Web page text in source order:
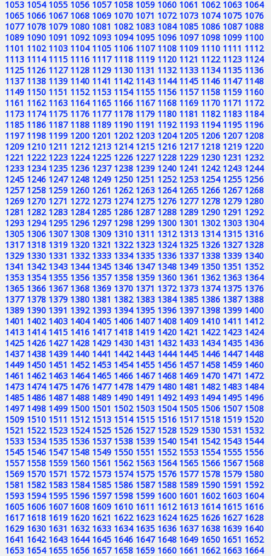
1053 1054 1055 1056 1057 1058 1059 1060 1061 1062 1063 1064
1065 1066 1067 1068 1069 1070 1071 1072 1073 1074 1075 1076
1077 1078 1079 1080 1081 1082 1083 1084 1085 1086 1087 1088
1089 1090 1091 1092 1093 1094 1095 1096 1097 1098 1099 1100
1101 1102 1103 1104 1105 1106 1107 1108 1109 1110 1111 1112
1113 1114 1115 1116 1117 1118 1119 1120 1121 1122 1123 1124
1125 1126 1127 1128 1129 1130 1131 1132 1133 1134 1135 1136
1137 1138 1139 1140 1141 1142 1143 1144 1145 1146 1147 1148
1149 1150 1151 1152 1153 1154 1155 1156 1157 1158 1159 1160
1161 1162 1163 1164 1165 1166 1167 1168 1169 1170 1171 1172
1173 1174 1175 1176 1177 1178 1179 1180 1181 1182 1183 1184
1185 1186 1187 1188 1189 1190 1191 1192 1193 1194 1195 1196
1197 1198 1199 1200 1201 1202 1203 1204 1205 1206 1207 1208
1209 1210 1211 1212 1213 1214 1215 1216 1217 1218 1219 1220
1221 1222 1223 1224 1225 1226 1227 1228 1229 1230 1231 1232
1233 1234 1235 1236 1237 1238 1239 1240 1241 1242 1243 1244
1245 1246 1247 1248 1249 1250 1251 1252 1253 1254 1255 1256
1257 1258 1259 1260 1261 1262 1263 1264 1265 1266 1267 1268
1269 1270 1271 1272 1273 1274 1275 1276 1277 1278 1279 1280
1281 1282 1283 1284 1285 1286 1287 1288 1289 1290 1291 1292
1293 1294 1295 1296 1297 1298 1299 1300 1301 1302 1303 1304
1305 1306 1307 1308 1309 1310 1311 1312 1313 1314 1315 1316
1317 1318 1319 1320 1321 1322 1323 1324 1325 1326 1327 1328
1329 1330 1331 1332 1333 1334 1335 1336 1337 1338 1339 1340
1341 1342 1343 1344 1345 1346 1347 1348 1349 1350 1351 1352
1353 1354 1355 1356 1357 1358 1359 1360 1361 1362 1363 1364
1365 1366 1367 1368 1369 1370 1371 1372 1373 1374 1375 1376
1377 1378 1379 1380 1381 1382 1383 1384 1385 1386 1387 1388
1389 1390 1391 1392 1393 1394 1395 1396 1397 1398 1399 1400
1401 1402 1403 1404 1405 1406 1407 1408 1409 1410 1411 1412
1413 1414 1415 1416 1417 1418 1419 1420 1421 1422 1423 1424
1425 1426 1427 1428 1429 1430 1431 1432 1433 1434 1435 1436
1437 1438 1439 1440 1441 1442 1443 1444 1445 1446 1447 1448
1449 1450 1451 1452 1453 1454 1455 1456 1457 1458 1459 1460
1461 1462 1463 1464 1465 1466 1467 1468 1469 1470 1471 1472
1473 1474 1475 1476 1477 1478 1479 1480 1481 1482 1483 1484
1485 1486 1487 1488 1489 1490 1491 1492 1493 1494 1495 1496
1497 1498 1499 1500 1501 1502 1503 1504 1505 1506 1507 1508
1509 1510 1511 1512 1513 1514 1515 1516 1517 1518 1519 1520
1521 1522 1523 1524 1525 1526 1527 1528 1529 1530 1531 1532
1533 1534 1535 1536 1537 1538 1539 1540 1541 1542 1543 1544
1545 1546 1547 1548 1549 1550 1551 1552 1553 1554 1555 1556
1557 1558 1559 1560 1561 1562 1563 1564 1565 1566 1567 1568
1569 1570 1571 1572 1573 1574 1575 1576 1577 1578 1579 1580
1581 1582 1583 1584 1585 1586 1587 1588 1589 1590 1591 1592
1593 1594 1595 1596 1597 1598 1599 1600 1601 1602 1603 1604
1605 1606 1607 1608 1609 1610 1611 1612 1613 1614 1615 1616
1617 1618 1619 1620 1621 1622 1623 1624 1625 1626 1627 1628
1629 1630 1631 1632 1633 1634 1635 1636 1637 1638 1639 1640
1641 1642 1643 1644 1645 1646 1647 1648 1649 1650 1651 1652
1653 1654 1655 1656 1657 1658 1659 1660 1661 1662 1663 1664